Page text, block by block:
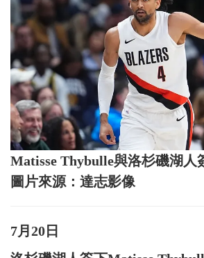
Matisse Thybulle與洛杉磯湖人
圖片來源：達志影像
7月20日